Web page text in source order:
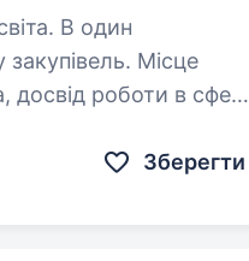
один
Місце
роботи в сфері
Зберегти